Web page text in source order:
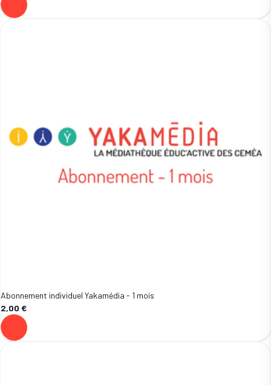
Abonnement individuel Yakamédia - 1 mois
2,00 €